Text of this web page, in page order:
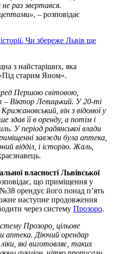
раз звертався.
, – розповідає
Чи збереже Львів ще
з найстаріших, яка
старим Яном».
Першою світовою,
– Віктор Левицький. У 20-ті
він з відомої у
здав її в оренду, а потім і
У період радянської влади
завжди була аптека,
відділ, і історію. Жаль,
власності Львівської
що приміщення у
орендує його понад п’ять
наступне продовження
через систему Прозоро.
Прозоро, цільове
аптека. Діючий орендар
які виготовляє, таких